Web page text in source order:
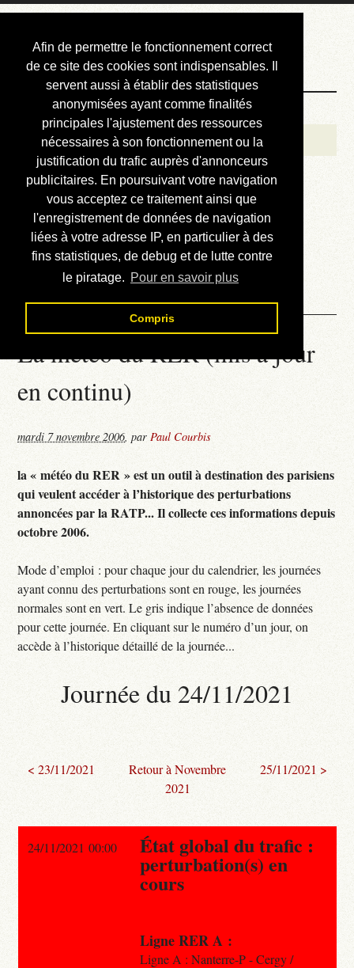
Afin de permettre le fonctionnement correct
de ce site des cookies sont indispensables. Il
servent aussi à établir des statistiques
anonymisées ayant comme finalités
principales l'ajustement des ressources
nécessaires à son fonctionnement ou la
justification du trafic auprès d'annonceurs
publicitaires. En poursuivant votre navigation
vous acceptez ce traitement ainsi que
l'enregistrement de données de navigation
liées à votre adresse IP, en particulier à des
fins statistiques, de debug et de lutte contre
le piratage. Pour en savoir plus
Compris
Courbis, « LE »
Blog Officiel
Bienvenue
Réalisations
Divers (et d’été)
Annonces
Liens externes
Téléchargement
Contact
La météo du RER (mis à jour
en continu)
mardi 7 novembre 2006,parPaul Courbis
la « météo du RER » est un outil à destination des parisiens
qui veulent accéder à l’historique des perturbations
annoncées par la RATP... Il collecte ces informations depuis
octobre 2006.
Mode d’emploi : pour chaque jour du calendrier, les journées
ayant connu des perturbations sont en rouge, les journées
normales sont en vert. Le gris indique l’absence de données
pour cette journée. En cliquant sur le numéro d’un jour, on
accède à l’historique détaillé de la journée...
Journée du 24/11/2021
< 23/11/2021
Retour à Novembre
2021
25/11/2021 >
24/11/2021 00:00 État global du trafic :
perturbation(s) en
cours
Ligne RER A :
Ligne A : Nanterre-P - Cergy /